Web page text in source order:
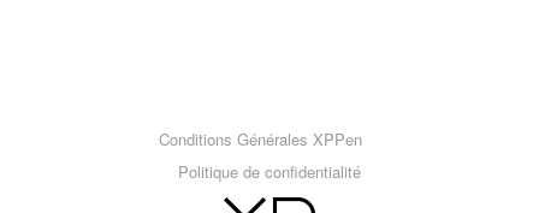
Conditions Générales XPPen
Politique de confidentialité